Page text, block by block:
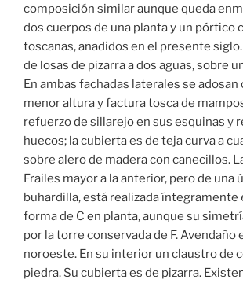
composición similar aunque queda
dos cuerpos de una planta y un pórtico
toscanas, añadidos en el presente
de losas de pizarra a dos aguas, sobre
En ambas fachadas laterales se adosan
menor altura y factura tosca de
refuerzo de sillarejo en sus esquinas y
huecos; la cubierta es de teja curva a
sobre alero de madera con canecillos.
Frailes mayor a la anterior, pero de una
buhardilla, está realizada íntegramente
forma de C en planta, aunque su
por la torre conservada de F. Avendaño
noroeste. En su interior un claustro de
piedra. Su cubierta es de pizarra.